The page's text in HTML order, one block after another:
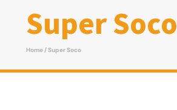
Super Soco
Home/ Super Soco